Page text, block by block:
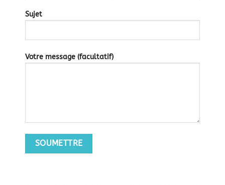
Sujet
Votre message (facultatif)